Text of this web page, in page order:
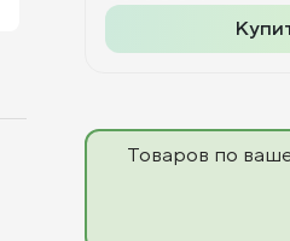
Товаров по